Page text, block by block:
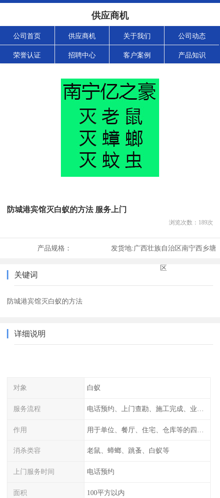
供应商机
公司首页 供应商机 关于我们 公司动态
荣誉认证 招聘中心 客户案例 产品知识
防城港宾馆灭白蚁的方法 服务上门
浏览次数： 189次
产品规格： 发货地:广西壮族自治区南宁西乡塘
区
关键词
防城港宾馆灭白蚁的方法
详细说明
对象 白蚁
服务流程
作用
消杀类容 老鼠、蟑螂、跳蚤、白蚁等
上门服务时间 电话预约
面积 100平方以内